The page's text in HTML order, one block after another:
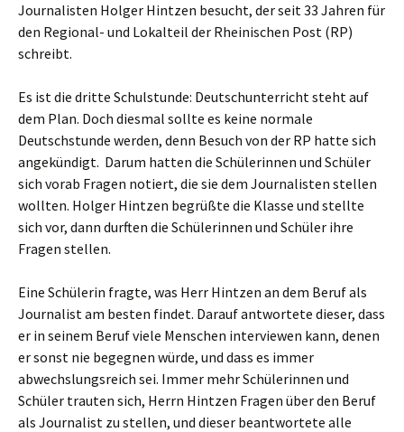
Journalisten Holger Hintzen besucht, der seit 33 Jahren für
den Regional- und Lokalteil der Rheinischen Post (RP)
schreibt.
Es ist die dritte Schulstunde: Deutschunterricht steht auf
dem Plan. Doch diesmal sollte es keine normale
Deutschstunde werden, denn Besuch von der RP hatte sich
angekündigt. Darum hatten die Schülerinnen und Schüler
sich vorab Fragen notiert, die sie dem Journalisten stellen
wollten. Holger Hintzen begrüßte die Klasse und stellte
sich vor, dann durften die Schülerinnen und Schüler ihre
Fragen stellen.
Eine Schülerin fragte, was Herr Hintzen an dem Beruf als
Journalist am besten findet. Darauf antwortete dieser, dass
er in seinem Beruf viele Menschen interviewen kann, denen
er sonst nie begegnen würde, und dass es immer
abwechslungsreich sei. Immer mehr Schülerinnen und
Schüler trauten sich, Herrn Hintzen Fragen über den Beruf
als Journalist zu stellen, und dieser beantwortete alle